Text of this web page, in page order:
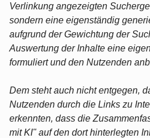
Verlinkung angezeigten
sondern eine eigenständig
aufgrund der Gewichtung der
Auswertung der Inhalte eine
formuliert und den Nutzenden
Dem steht auch nicht entgegen,
Nutzenden durch die Links zu
erkennten, dass die
mit KI" auf den dort hinterlegten